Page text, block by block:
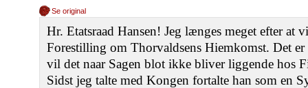
Se original
Hr. Etatsraad Hansen! Jeg længes meget efter at
Forestilling om Thorvaldsens Hiemkomst. Det
vil det naar Sagen blot ikke bliver liggende hos
Sidst jeg talte med Kongen fortalte han som en